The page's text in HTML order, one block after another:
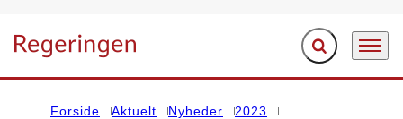
Gå til forsiden Fold søgefelt ud
Menu
Forside Aktuelt Nyheder
2023